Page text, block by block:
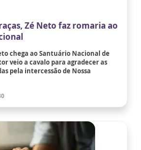
Zé Neto faz romaria ao
chega ao Santuário Nacional de
veio a cavalo para agradecer as
pela intercessão de Nossa